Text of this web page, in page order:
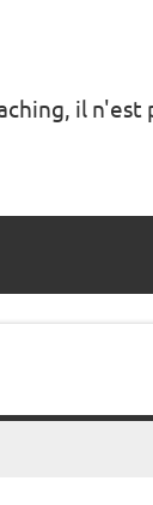
il